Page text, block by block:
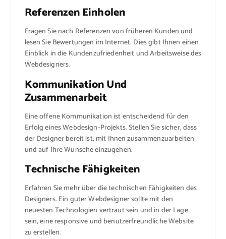
Referenzen Einholen
Fragen Sie nach Referenzen von früheren Kunden und
lesen Sie Bewertungen im Internet. Dies gibt Ihnen einen
Einblick in die Kundenzufriedenheit und Arbeitsweise des
Webdesigners.
Kommunikation Und
Zusammenarbeit
Eine offene Kommunikation ist entscheidend für den
Erfolg eines Webdesign-Projekts. Stellen Sie sicher, dass
der Designer bereit ist, mit Ihnen zusammenzuarbeiten
und auf Ihre Wünsche einzugehen.
Technische Fähigkeiten
Erfahren Sie mehr über die technischen Fähigkeiten des
Designers. Ein guter Webdesigner sollte mit den
neuesten Technologien vertraut sein und in der Lage
sein, eine responsive und benutzerfreundliche Website
zu erstellen.